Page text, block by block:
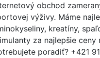
obchod
výživy. Máme
kreatíny,
za najlepšie ceny
poradiť? +421